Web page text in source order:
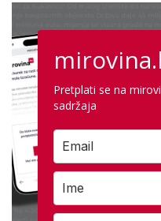
Pretplati se na
sadržaja